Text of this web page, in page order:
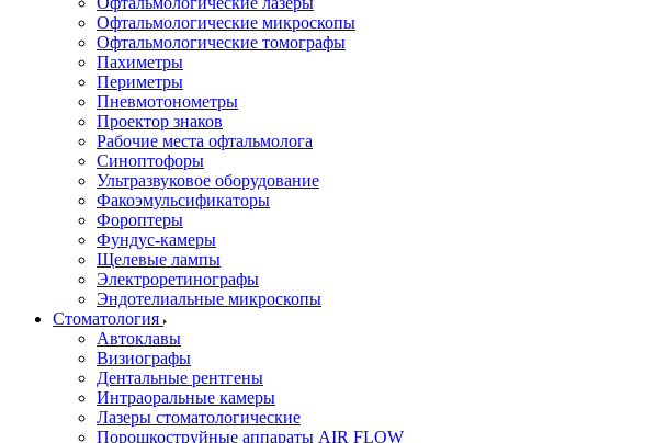
Офтальмологические микроскопы
Офтальмологические томографы
Пахиметры
Периметры
Пневмотонометры
Проектор знаков
Рабочие места офтальмолога
Синоптофоры
Ультразвуковое оборудование
Факоэмульсификаторы
Фороптеры
Фундус-камеры
Щелевые лампы
Электроретинографы
Эндотелиальные микроскопы
Стоматология
Автоклавы
Визиографы
Дентальные рентгены
Интраоральные камеры
Лазеры стоматологические
Порошкоструйные аппараты AIR FLOW